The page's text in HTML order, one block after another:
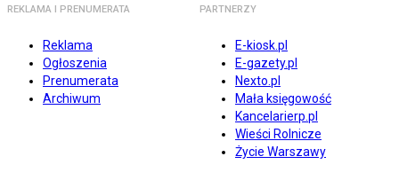
REKLAMA I PRENUMERATA
Reklama
Ogłoszenia
Prenumerata
Archiwum
PARTNERZY
E-kiosk.pl
E-gazety.pl
Nexto.pl
Mała księgowość
Kancelarierp.pl
Wieści Rolnicze
Życie Warszawy